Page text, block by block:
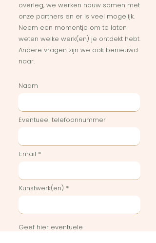
overleg, we werken nauw samen met
onze partners en er is veel mogelijk.
Neem een momentje om te laten
weten welke werk(en) je ontdekt hebt.
Andere vragen zijn we ook benieuwd
naar.
Naam
Eventueel telefoonnummer
Email
Kunstwerk(en)
Geef hier eventuele